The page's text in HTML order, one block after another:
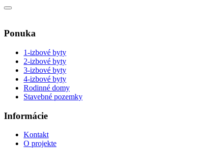
Ponuka
1-izbové byty
2-izbové byty
3-izbové byty
4-izbové byty
Rodinné domy
Stavebné pozemky
Informácie
Kontakt
O projekte